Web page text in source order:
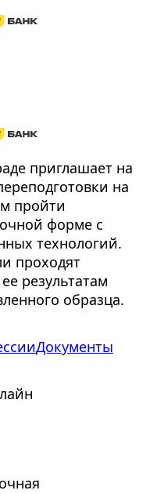
приглашает на
на
пройти
форме с
технологий.
проходят
результатам
образца.
Документы